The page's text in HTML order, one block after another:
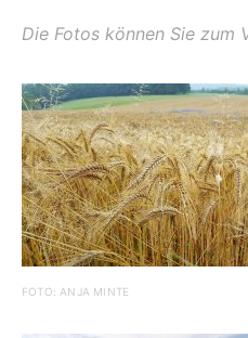
Die Fotos können Sie zum
FOTO: ANJA MINTE